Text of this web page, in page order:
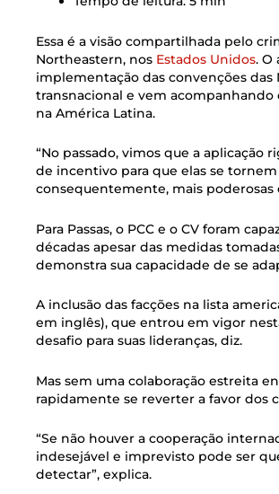
Essa é a visão compartilhada pelo
Northeastern, nos Estados Unidos. O
implementação das convenções
transnacional e vem
na América Latina.
“No passado, vimos que a aplicação
de incentivo para que elas se
consequentemente, mais poderosas
Para Passas, o PCC e o CV foram
décadas apesar das medidas
demonstra sua capacidade de se
A inclusão das facções na lista
em inglês), que entrou em vigor
desafio para suas lideranças, diz.
Mas sem uma colaboração estreita
rapidamente se reverter a favor dos
“Se não houver a cooperação
indesejável e imprevisto pode ser
detectar”, explica.